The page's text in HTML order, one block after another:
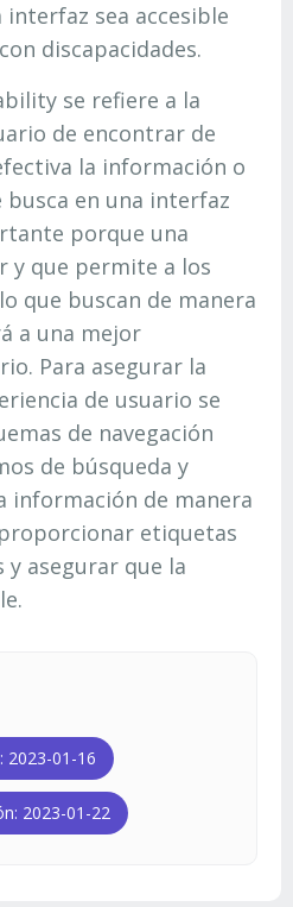
interfaz sea accesible
discapacidades.
se refiere a la
de encontrar de
la información o
en una interfaz
porque una
y que permite a los
que buscan de manera
a una mejor
Para asegurar la
de usuario se
de navegación
de búsqueda y
información de manera
etiquetas
y asegurar que la
2023-01-16
2023-01-22